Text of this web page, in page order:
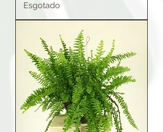
Esgotado